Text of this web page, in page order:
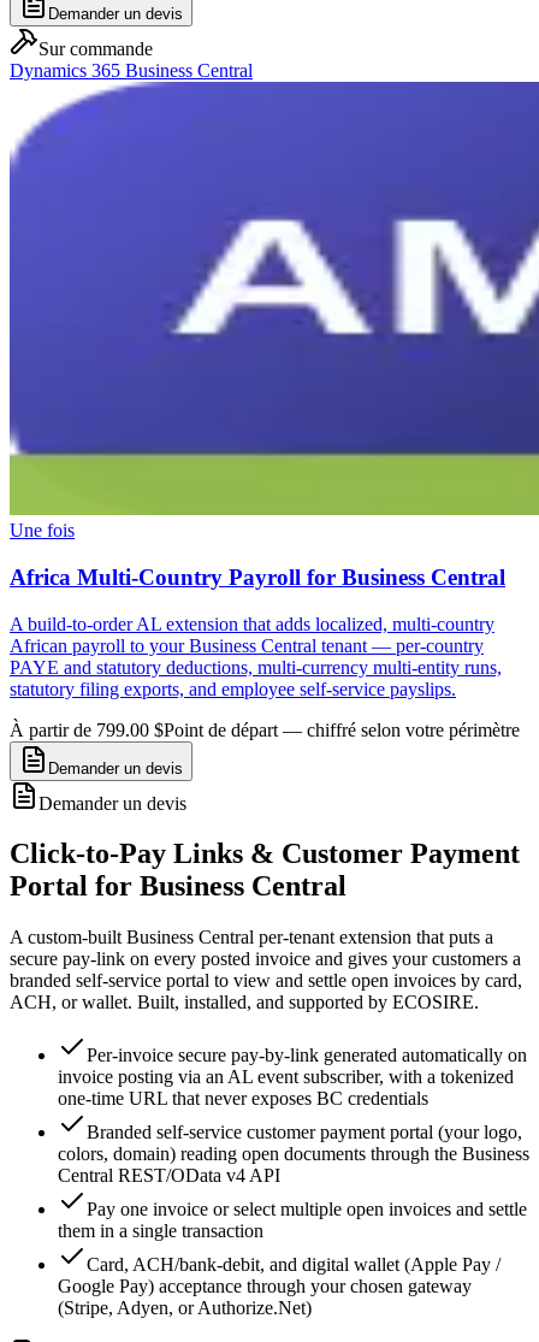
Demander un devis
Sur commande
Dynamics 365 Business Central
Une fois
Africa Multi-Country Payroll for Business Central
A build-to-order AL extension that adds localized, multi-country
African payroll to your Business Central tenant — per-country
PAYE and statutory deductions, multi-currency multi-entity runs,
statutory filing exports, and employee self-service payslips.
À partir de 799.00 $Point de départ — chiffré selon votre périmètre
Demander un devis
Demander un devis
Click-to-Pay Links & Customer Payment
Portal for Business Central
A custom-built Business Central per-tenant extension that puts a
secure pay-link on every posted invoice and gives your customers a
branded self-service portal to view and settle open invoices by card,
ACH, or wallet. Built, installed, and supported by ECOSIRE.
Per-invoice secure pay-by-link generated automatically on
invoice posting via an AL event subscriber, with a tokenized
one-time URL that never exposes BC credentials
Branded self-service customer payment portal (your logo,
colors, domain) reading open documents through the Business
Central REST/OData v4 API
Pay one invoice or select multiple open invoices and settle
them in a single transaction
Card, ACH/bank-debit, and digital wallet (Apple Pay /
Google Pay) acceptance through your chosen gateway
(Stripe, Adyen, or Authorize.Net)